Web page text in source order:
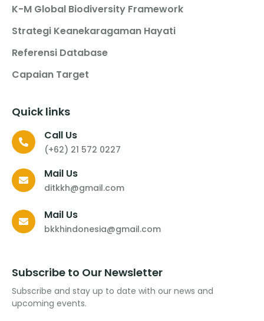
K-M Global Biodiversity Framework
Strategi Keanekaragaman Hayati
Referensi Database
Capaian Target
Quick links
Call Us
(+62) 21 572 0227
Mail Us
ditkkh@gmail.com
Mail Us
bkkhindonesia@gmail.com
Subscribe to Our Newsletter
Subscribe and stay up to date with our news and
upcoming events.